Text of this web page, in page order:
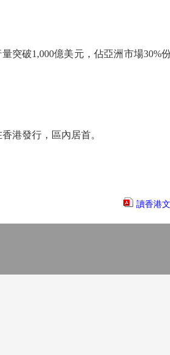
破1,000億美元，佔亞洲市場30%
港發行，區內居首。
讀香港